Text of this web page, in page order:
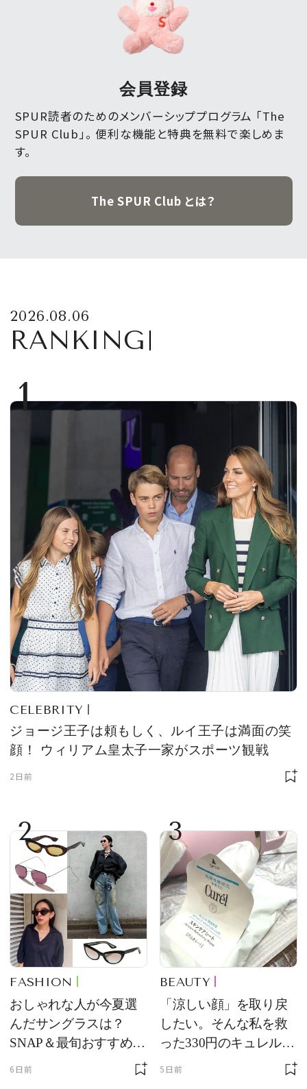
会員登録
SPUR読者のためのメンバーシッププログラム 「The
SPUR Club」。 便利な機能と特典を無料で楽しめま
す。
The SPUR Club とは？
2026.08.06
RANKING
1
CELEBRITY
ジョージ王子は頼もしく、ルイ王子は満面の笑
顔！ ウィリアム皇太子一家がスポーツ観戦
2日前
2
FASHION
おしゃれな人が今夏選
んだサングラスは？
SNAP＆最旬おすすめサ
6日前
3
BEAUTY
「涼しい顔」を取り戻
したい。そんな私を救
った330円のキュレル名
5日前